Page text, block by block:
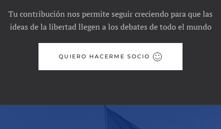
Tu contribución nos permite seguir creciendo para que las
ideas de la libertad llegen a los debates de todo el mundo
QUIERO HACERME SOCIO